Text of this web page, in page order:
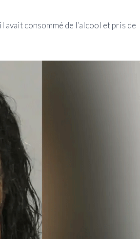
avait consommé de l’alcool et pris de